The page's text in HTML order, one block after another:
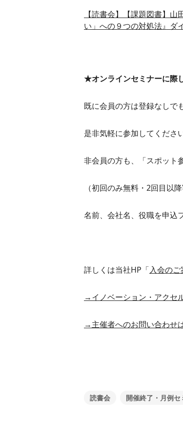
【読書会】【課題図書】
い」への９つの対処法』ダ
★オンラインセミナーに際
既に会員の方は登録なしで
是非気軽に参加してください
非会員の方も、「スポット
（初回のみ無料・2回目以
名前、会社名、役職を申込
詳しくは当社HP「入会のご
→イノベーション・アクセ
→主催者へのお問い合わせ
読書会 開催終了・月例セ